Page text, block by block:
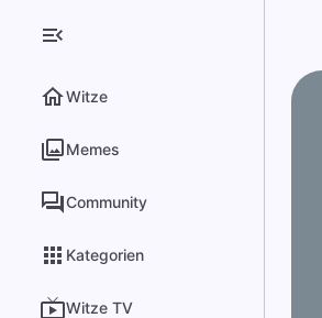
Witze
Memes
Community
Kategorien
Witze TV